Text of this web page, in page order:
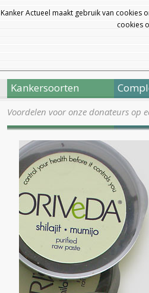
Kanker Actueel maakt gebruik van
cookies
Kankersoorten
Voordelen voor onze donateurs op